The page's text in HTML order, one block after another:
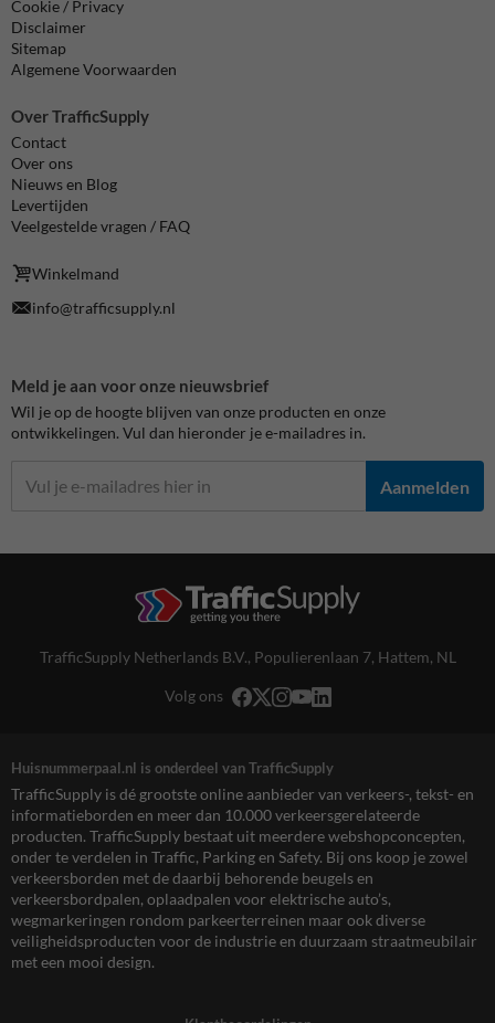
Cookie / Privacy
Disclaimer
Sitemap
Algemene Voorwaarden
Over TrafficSupply
Contact
Over ons
Nieuws en Blog
Levertijden
Veelgestelde vragen / FAQ
Winkelmand
info@trafficsupply.nl
Meld je aan voor onze nieuwsbrief
Wil je op de hoogte blijven van onze producten en onze
ontwikkelingen. Vul dan hieronder je e-mailadres in.
Aanmelden
TrafficSupply Netherlands B.V., Populierenlaan 7, Hattem, NL
Volg ons
Huisnummerpaal.nl is onderdeel van TrafficSupply
TrafficSupply is dé grootste online aanbieder van verkeers-, tekst- en
informatieborden en meer dan 10.000 verkeersgerelateerde
producten. TrafficSupply bestaat uit meerdere webshopconcepten,
onder te verdelen in Traffic, Parking en Safety. Bij ons koop je zowel
verkeersborden met de daarbij behorende beugels en
verkeersbordpalen, oplaadpalen voor elektrische auto’s,
wegmarkeringen rondom parkeerterreinen maar ook diverse
veiligheidsproducten voor de industrie en duurzaam straatmeubilair
met een mooi design.